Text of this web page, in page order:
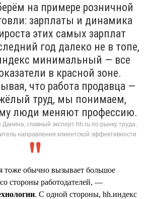
на примере розничной
зарплаты и динамика
этих самых зарплат
год далеко не в топе,
минимальный — все
в красной зоне.
что работа продавца —
труд, мы понимаем,
люди меняют профессию.
Данина, главный эксперт hh.ru по рынку труда,
направления клиентской эффективности
тоже обычно вызывает большое
стороны работодателей, —
. С одной стороны, hh.индекс